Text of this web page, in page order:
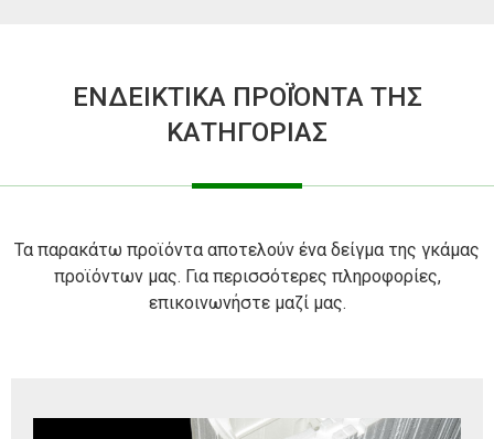
ΕΝΔΕΙΚΤΙΚΑ ΠΡΟΪΌΝΤΑ ΤΗΣ
ΚΑΤΗΓΟΡΙΑΣ
Τα παρακάτω προϊόντα αποτελούν ένα δείγμα της γκάμας
προϊόντων μας. Για περισσότερες πληροφορίες,
επικοινωνήστε μαζί μας.